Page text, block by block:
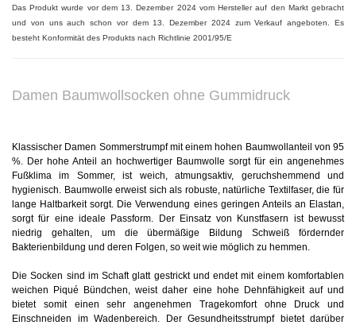
Das Produkt wurde vor dem 13. Dezember 2024 vom Hersteller auf den Markt gebracht
und von uns auch schon vor dem 13. Dezember 2024 zum Verkauf angeboten. Es
besteht Konformität des Produkts nach Richtlinie 2001/95/E
Damen Baumwollsocken ohne Gummidruck
Klassischer Damen Sommerstrumpf mit einem hohen Baumwollanteil von 95
%. Der hohe Anteil an hochwertiger Baumwolle sorgt für ein angenehmes
Fußklima im Sommer, ist weich, atmungsaktiv, geruchshemmend und
hygienisch. Baumwolle erweist sich als robuste, natürliche Textilfaser, die für
lange Haltbarkeit sorgt. Die Verwendung eines geringen Anteils an Elastan,
sorgt für eine ideale Passform. Der Einsatz von Kunstfasern ist bewusst
niedrig gehalten, um die übermäßige Bildung Schweiß fördernder
Bakterienbildung und deren Folgen, so weit wie möglich zu hemmen.
Die Socken sind im Schaft glatt gestrickt und endet mit einem komfortablen
weichen Piqué Bündchen, weist daher eine hohe Dehnfähigkeit auf und
bietet somit einen sehr angenehmen Tragekomfort ohne Druck und
Einschneiden im Wadenbereich. Der Gesundheitsstrumpf bietet darüber